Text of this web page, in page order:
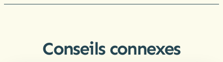
Conseils connexes